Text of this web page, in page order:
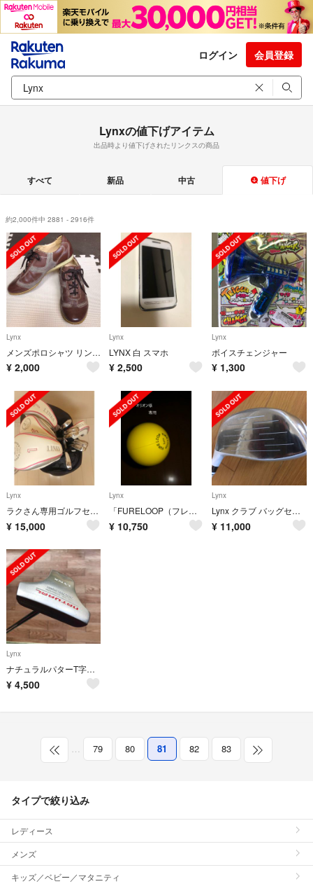
ログイン 会員登録
Lynxの値下げアイテム
出品時より値下げされたリンクスの商品
すべて 新品 中古 値下げ
約2,000件中 2881 - 2916件
Lynx
メンズポロシャツ リンクス
¥ 2,000
Lynx
LYNX 白 スマホ
¥ 2,500
Lynx
ボイスチェンジャー
¥ 1,300
Lynx
ラクさん専用ゴルフセット
¥ 15,000
Lynx
「FURELOOP（フレループ）」オリオン様専用
¥ 10,750
Lynx
Lynx クラブ バッグセット
¥ 11,000
Lynx
ナチュラルパターT字マレット
¥ 4,500
… 79 80 81 82 83
タイプで絞り込み
レディース
メンズ
キッズ／ベビー／マタニティ